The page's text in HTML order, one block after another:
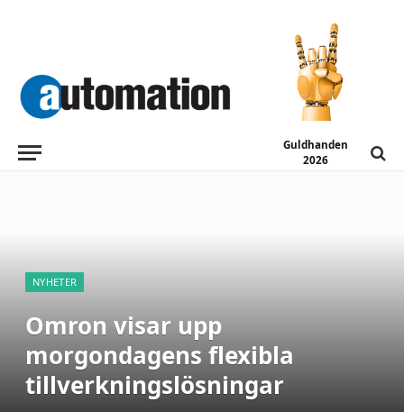
Guldhanden
2026
NYHETER
Omron visar upp
morgondagens flexibla
tillverkningslösningar